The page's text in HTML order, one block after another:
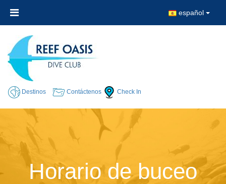
español
Destinos Contáctenos Check In
Horario de buceo